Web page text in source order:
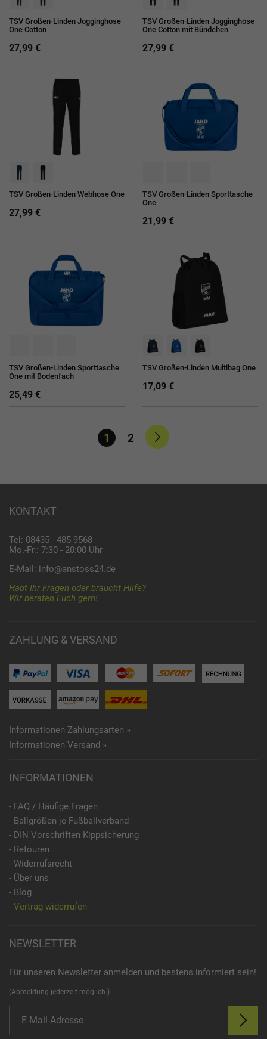
TSV Großen-Linden Jogginghose
One Cotton
27,99 €
TSV Großen-Linden Jogginghose
One Cotton mit Bündchen
27,99 €
TSV Großen-Linden Webhose One
27,99 €
TSV Großen-Linden Sporttasche
One
21,99 €
TSV Großen-Linden Sporttasche
One mit Bodenfach
25,49 €
TSV Großen-Linden Multibag One
17,09 €
1 2
KONTAKT
Tel: 08435 - 485 9568
Mo.-Fr.: 7:30 - 20:00 Uhr
E-Mail: info@anstoss24.de
Habt Ihr Fragen oder braucht Hilfe?
Wir beraten Euch gern!
ZAHLUNG & VERSAND
Informationen Zahlungsarten »
Informationen Versand »
INFORMATIONEN
- FAQ / Häufige Fragen
- Ballgrößen je Fußballverband
- DIN Vorschriften Kippsicherung
- Retouren
- Widerrufsrecht
- Über uns
- Blog
- Vertrag widerrufen
NEWSLETTER
Für unseren Newsletter anmelden und bestens informiert sein!
(Abmeldung jederzeit möglich.)